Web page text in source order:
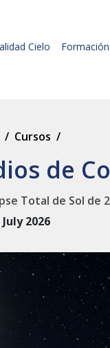
Cielo Formación
/ Cursos /
de
Total de Sol de
July 2026